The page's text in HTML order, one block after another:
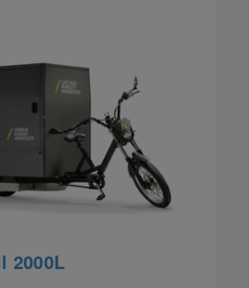
2000L